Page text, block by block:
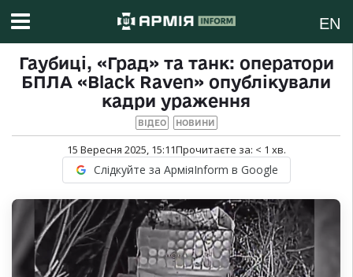
EN
Гаубиці, «Град» та танк: оператори
БПЛА «Black Raven» опублікували
кадри ураження
ВІДЕО НОВИНИ
15 Вересня 2025, 15:11Прочитаєте за: < 1 хв.
Слідкуйте за АрміяInform в Google